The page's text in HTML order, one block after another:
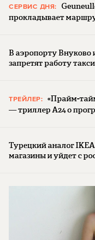
СЕРВИС ДНЯ:
прокладывает
В аэропорту Внуково
запретят работу
ТРЕЙЛЕР:
«Прайм-
— триллер A24 о
Турецкий аналог
магазины и уйдет с